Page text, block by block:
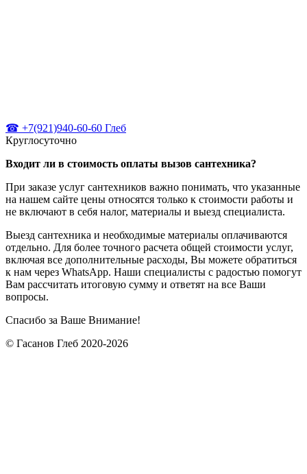
☎ +7(921)940-60-60 Глеб
Круглосуточно
Входит ли в стоимость оплаты вызов сантехника?
При заказе услуг сантехников важно понимать, что указанные
на нашем сайте цены относятся только к стоимости работы и
не включают в себя налог, материалы и выезд специалиста.
Выезд сантехника и необходимые материалы оплачиваются
отдельно. Для более точного расчета общей стоимости услуг,
включая все дополнительные расходы, Вы можете обратиться
к нам через WhatsApp. Наши специалисты с радостью помогут
Вам рассчитать итоговую сумму и ответят на все Ваши
вопросы.
Спасибо за Ваше Внимание!
© Гасанов Глеб 2020-2026